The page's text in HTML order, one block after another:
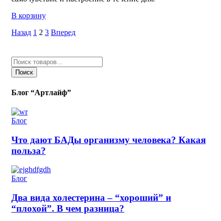
В корзину
Назад 1 2 3 Вперед
товаров
Поиск
Блог “Артлайф”
Блог
Что дают БАДы организму человека? Какая
польза?
Блог
Два вида холестерина – “хороший” и
“плохой”. В чем разница?